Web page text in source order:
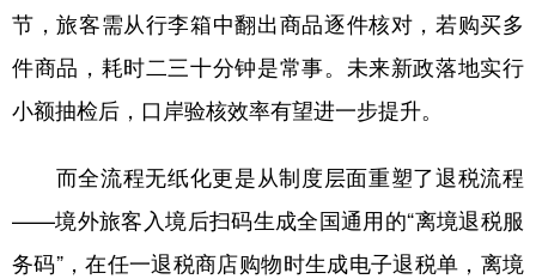
节，旅客需从行李箱中翻出商品逐件核对，若购买多
件商品，耗时二三十分钟是常事。未来新政落地实行
小额抽检后，口岸验核效率有望进一步提升。
而全流程无纸化更是从制度层面重塑了退税流程
——境外旅客入境后扫码生成全国通用的“离境退税服
务码”，在任一退税商店购物时生成电子退税单，离境